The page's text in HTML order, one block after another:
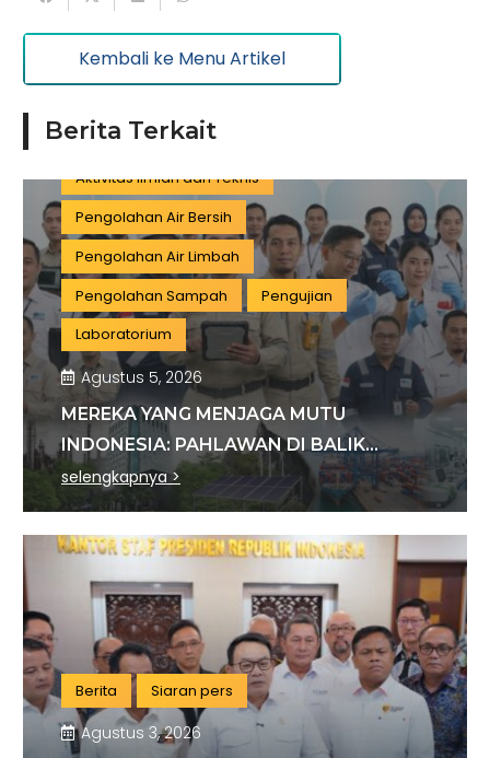
Kembali ke Menu Artikel
Berita Terkait
Pariwisata
Listrik dan Gas
Manufaktur
Sertifikasi
Aktivitas Ilmiah dan Teknis
Pengolahan Air Bersih
Pengolahan Air Limbah
Pengolahan Sampah
Pengujian
Laboratorium
Agustus 5, 2026
MEREKA YANG MENJAGA MUTU
INDONESIA: PAHLAWAN DI BALIK
SETIAP STANDAR INDUSTRI
selengkapnya >
Berita Siaran pers
Agustus 3, 2026